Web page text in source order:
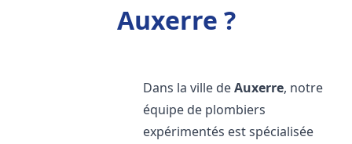
Auxerre ?
Dans la ville deAuxerre, notre
équipe de plombiers
expérimentés est spécialisée